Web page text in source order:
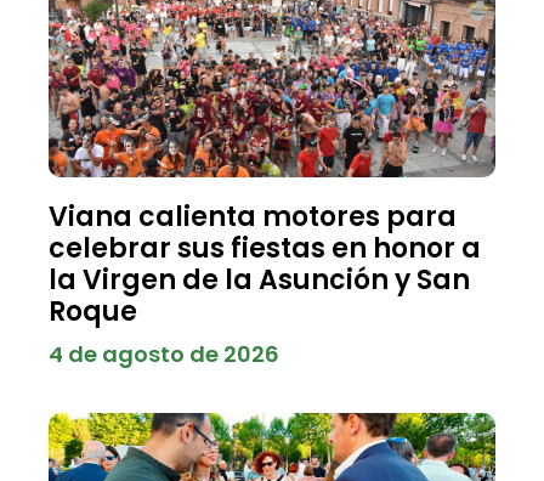
Viana calienta motores para
celebrar sus fiestas en honor a
la Virgen de la Asunción y San
Roque
4 de agosto de 2026